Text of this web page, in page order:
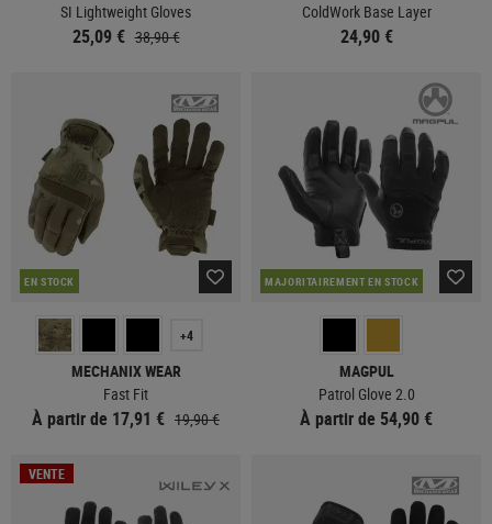
SI Lightweight Gloves
25,09 € 38,90 €
ColdWork Base Layer
24,90 €
EN STOCK
+4
MECHANIX WEAR
Fast Fit
À partir de 17,91 € 19,90 €
MAJORITAIREMENT EN STOCK
MAGPUL
Patrol Glove 2.0
À partir de 54,90 €
VENTE